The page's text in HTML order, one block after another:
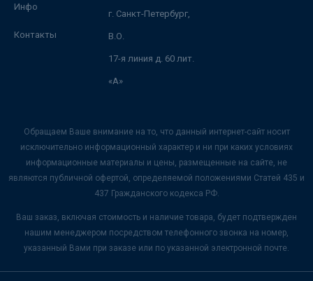
Инфо
Контакты
г. Санкт-Петербург,
В.О.
17-я линия д. 60 лит.
«А»
Обращаем Ваше внимание на то, что данный интернет-сайт носит
исключительно информационный характер и ни при каких условиях
информационные материалы и цены, размещенные на сайте, не
являются публичной офертой, определяемой положениями Статей 435 и
437 Гражданского кодекса РФ.
Ваш заказ, включая стоимость и наличие товара, будет подтвержден
нашим менеджером посредством телефонного звонка на номер,
указанный Вами при заказе или по указанной электронной почте.